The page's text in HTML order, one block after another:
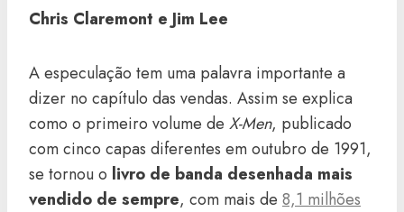
Chris Claremont e Jim Lee
A especulação tem uma palavra importante a
dizer no capítulo das vendas. Assim se explica
como o primeiro volume de X-Men, publicado
com cinco capas diferentes em outubro de 1991,
se tornou o livro de banda desenhada mais
vendido de sempre, com mais de 8,1 milhões